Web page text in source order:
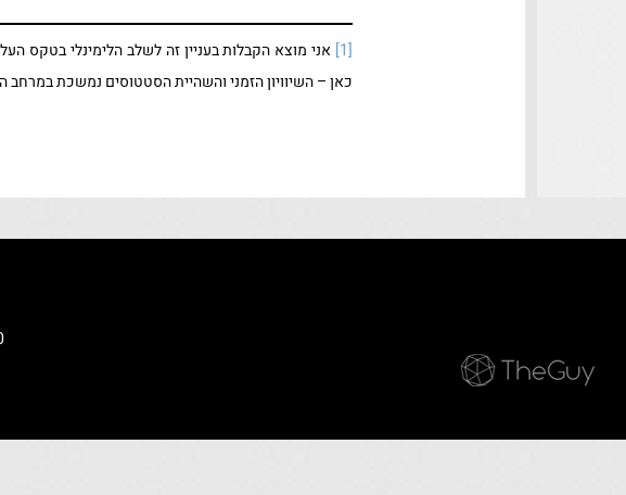
[1]
אני מוצא הקבלות בעניין זה לשלב הלימינלי בטקס
כאן – השיוויון הזמני והשהיית הסטטוסים נמשכת